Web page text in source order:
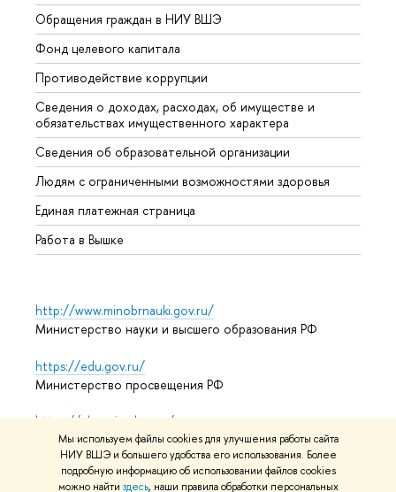
Мы используем файлы cookies для улучшения работы сайта
НИУ ВШЭ и большего удобства его использования. Более
подробную информацию об использовании файлов cookies
можно найти здесь, наши правила обработки персональных
Обращения граждан в НИУ ВШЭ
Фонд целевого капитала
Противодействие коррупции
Сведения о доходах, расходах, об имуществе и
обязательствах имущественного характера
Сведения об образовательной организации
Людям с ограниченными возможностями здоровья
Единая платежная страница
Работа в Вышке
http://www.minobrnauki.gov.ru/
Министерство науки и высшего образования РФ
https://edu.gov.ru/
Министерство просвещения РФ
https://elearning.hse.ru/mooc
Массовые открытые онлайн-курсы